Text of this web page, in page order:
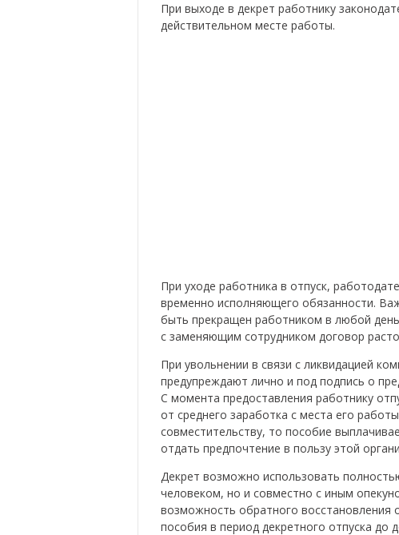
При выходе в декрет работнику
действительном месте работы.
При уходе работника в отпуск,
временно исполняющего обязанности.
быть прекращен работником в любой
с заменяющим сотрудником договор
При увольнении в связи с ликвидацией
предупреждают лично и под подпись о
С момента предоставления работнику
от среднего заработка с места его
совместительству, то пособие
отдать предпочтение в пользу этой
Декрет возможно использовать
человеком, но и совместно с иным
возможность обратного восстановления
пособия в период декретного отпуска